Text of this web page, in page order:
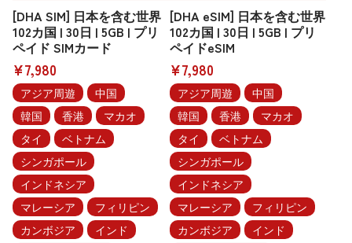
[DHA SIM] 日本を含む世界
102カ国 | 30日 | 5GB | プリ
ペイド SIMカード
¥7,980
アジア周遊
中国
韓国
香港
マカオ
タイ
ベトナム
シンガポール
インドネシア
マレーシア
フィリピン
カンボジア
インド
[DHA eSIM] 日本を含む世界
102カ国 | 30日 | 5GB | プリ
ペイドeSIM
¥7,980
アジア周遊
中国
韓国
香港
マカオ
タイ
ベトナム
シンガポール
インドネシア
マレーシア
フィリピン
カンボジア
インド